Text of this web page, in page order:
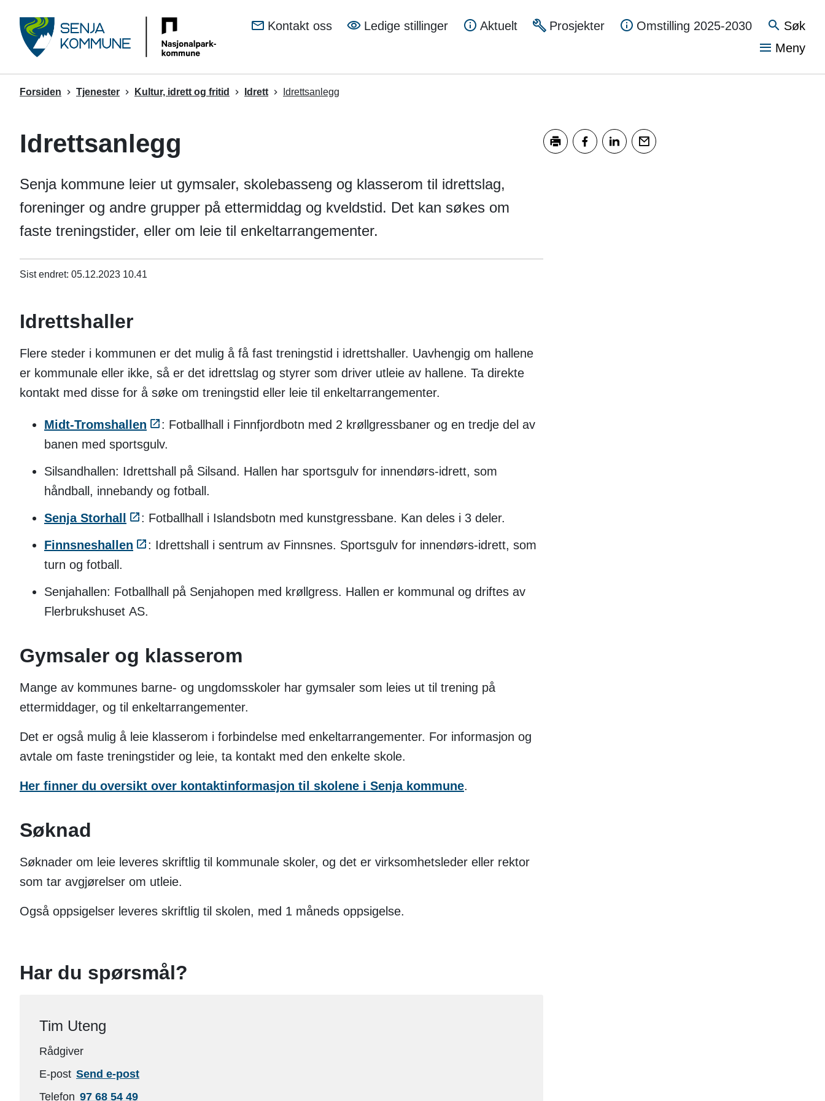
SenjaKontakt oss Ledige stillinger Aktuelt Prosjekter Omstilling 2025-2030
Søk
Vis
Meny
Du
Forsiden Tjenester Kultur, idrett og fritid Idrett Idrettsanlegg
Idrettsanlegg
Senja kommune leier ut gymsaler, skolebasseng og klasserom til idrettslag,
foreninger og andre grupper på ettermiddag og kveldstid. Det kan søkes om
faste treningstider, eller om leie til enkeltarrangementer.
Sist endret 05.12.2023 10.41
Idrettshaller
Flere steder i kommunen er det mulig å få fast treningstid i idrettshaller. Uavhengig om hallene
er kommunale eller ikke, så er det idrettslag og styrer som driver utleie av hallene. Ta direkte
kontakt med disse for å søke om treningstid eller leie til enkeltarrangementer.
Midt-Tromshallen
: Fotballhall i Finnfjordbotn med 2 krøllgressbaner og en tredje del av
banen med sportsgulv.
Silsandhallen: Idrettshall på Silsand. Hallen har sportsgulv for innendørs-idrett, som
håndball, innebandy og fotball.
Senja Storhall
: Fotballhall i Islandsbotn med kunstgressbane. Kan deles i 3 deler.
Finnsneshallen
: Idrettshall i sentrum av Finnsnes. Sportsgulv for innendørs-idrett, som
turn og fotball.
Senjahallen: Fotballhall på Senjahopen med krøllgress. Hallen er kommunal og driftes av
Flerbrukshuset AS.
Gymsaler og klasserom
Mange av kommunes barne- og ungdomsskoler har gymsaler som leies ut til trening på
ettermiddager, og til enkeltarrangementer.
Det er også mulig å leie klasserom i forbindelse med enkeltarrangementer. For informasjon og
avtale om faste treningstider og leie, ta kontakt med den enkelte skole.
Her finner du oversikt over kontaktinformasjon til skolene i Senja kommune.
Søknad
Søknader om leie leveres skriftlig til kommunale skoler, og det er virksomhetsleder eller rektor
som tar avgjørelser om utleie.
Også oppsigelser leveres skriftlig til skolen, med 1 måneds oppsigelse.
Har du spørsmål?
Tim Uteng
Rådgiver
E-post Send e-posttil
Telefon 97 68 54 49